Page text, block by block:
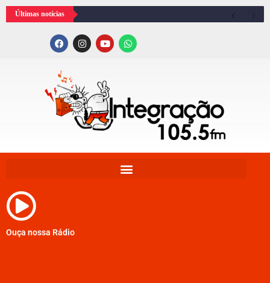
Últimas notícias
Ouça nossa Rádio